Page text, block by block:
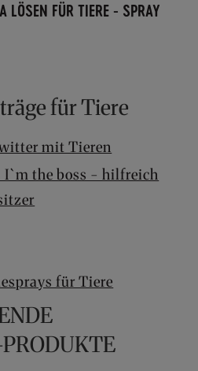
LÖSEN FÜR TIERE - SPRAY
für Tiere
mit Tieren
I`m the boss - hilfreich
für Tiere